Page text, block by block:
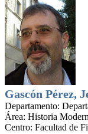
Gascón Pérez,
Departamento:
Área: Historia
Centro: Facultad de